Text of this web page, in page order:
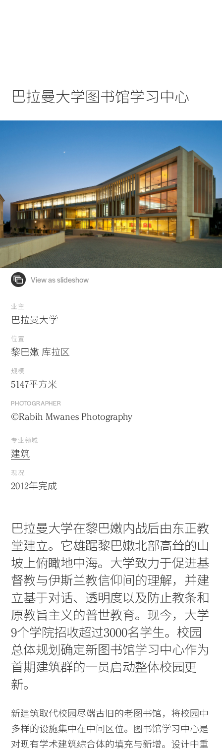
巴拉曼大学图书馆学习中心
业主
巴拉曼大学
位置
黎巴嫩 库拉区
规模
5147平方米
PHOTOGRAPHER
©Rabih Mwanes Photography
专业领域
建筑
现况
2012年完成
巴拉曼大学在黎巴嫩内战后由东正教
堂建立。它雄踞黎巴嫩北部高耸的山
坡上俯瞰地中海。大学致力于促进基
督教与伊斯兰教信仰间的理解，并建
立基于对话、透明度以及防止教条和
原教旨主义的普世教育。现今，大学
9个学院招收超过3000名学生。校园
总体规划确定新图书馆学习中心作为
首期建筑群的一员启动整体校园更
新。
新建筑取代校园尽端古旧的老图书馆，将校园中
多样的设施集中在中间区位。图书馆学习中心是
对现有学术建筑综合体的填充与新增。设计中重